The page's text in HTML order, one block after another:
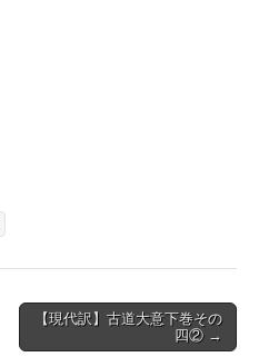
【現代訳】古道大意下巻その
四② →